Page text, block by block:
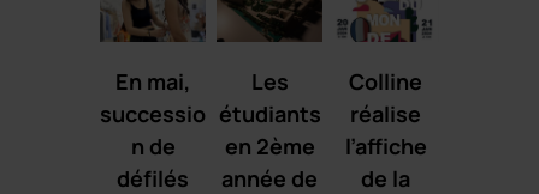
En mai,
successio
n de
défilés
Les
étudiants
en 2ème
année de
Colline
réalise
l’affiche
de la